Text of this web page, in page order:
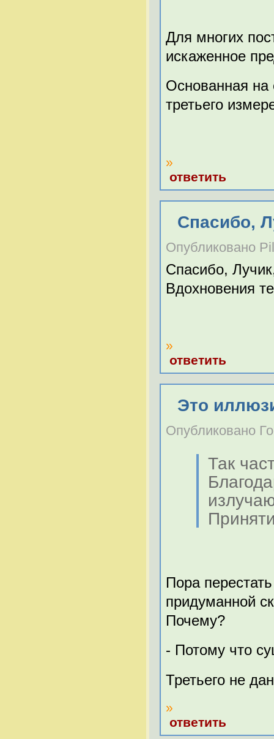
Для многих
искаженное
Основанная на
третьего
»
ответить
Спасибо,
Опубликовано
Спасибо,
Вдохновения
»
ответить
Это
Опубликовано
Так
Пора
придуманной
Почему?
- Потому что
Третьего не
»
ответить